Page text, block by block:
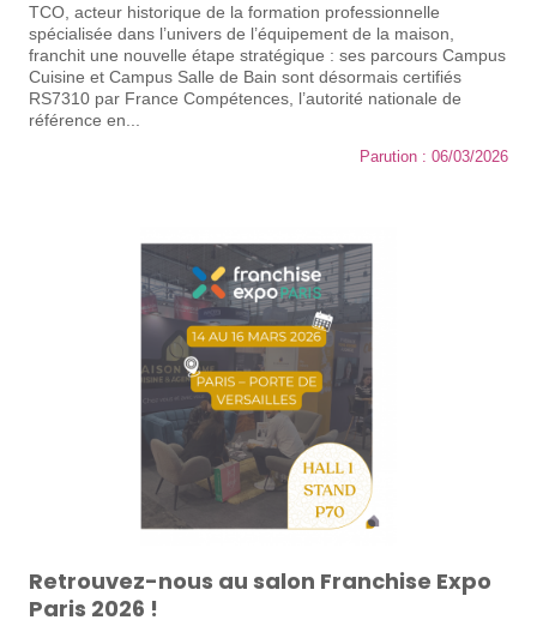
TCO, acteur historique de la formation professionnelle
spécialisée dans l’univers de l’équipement de la maison,
franchit une nouvelle étape stratégique : ses parcours Campus
Cuisine et Campus Salle de Bain sont désormais certifiés
RS7310 par France Compétences, l’autorité nationale de
référence en...
Parution : 06/03/2026
Retrouvez-nous au salon Franchise Expo
Paris 2026 !